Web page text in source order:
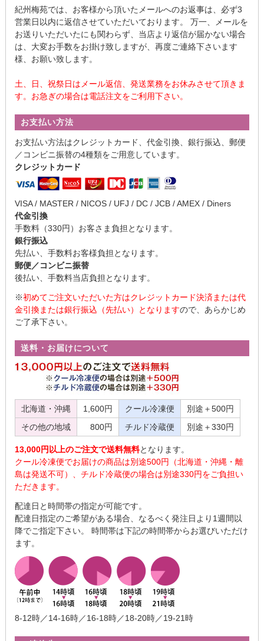
紀州梅苑では、お客様から頂いたメールへのお返事は、必ず3
営業日以内に返信させていただいております。 万一、メールを
お送りいただいたにも関わらず、当店より返信が届かない場合
は、大変お手数をお掛け致しますが、再度ご連絡下さいます
様、お願い致します。
土、日、祝祭日はメール返信、発送業務をお休みさせて頂きま
す。お急ぎの場合は電話注文をご利用下さい。
お支払い方法
お支払い方法はクレジットカード、代金引換、銀行振込、郵便
／コンビニ振替の4種類をご用意しています。
クレジットカード
VISA / MASTER / NICOS / UFJ / DC / JCB / AMEX / Diners
代金引換
手数料（330円）お客さま負担となります。
銀行振込
先払い、手数料お客様負担となります。
郵便／コンビニ振替
後払い、手数料当店負担となります。
※初めてご注文いただいた方はクレジットカード決済または代
金引換または銀行振込（先払い）となりますので、あらかじめ
ご了承下さい。
送料・お届けについて
北海道・沖縄 1,600円 クール冷凍便
別途＋500円
その他の地域
800円 チルド冷蔵便 別途＋330円
13,000円以上のご注文で送料無料となります。
クール冷凍便でお届けの商品は別途500円（北海道・沖縄・離
島は発送不可）、チルド冷蔵便の場合は別途330円をご負担い
ただきます。
配達日と時間帯の指定が可能です。
配達日指定のご希望がある場合、なるべく発注日より1週間以
降でご指定下さい。 時間帯は下記の時間帯からお選びいただけ
ます。
8-12時／14-16時／16-18時／18-20時／19-21時